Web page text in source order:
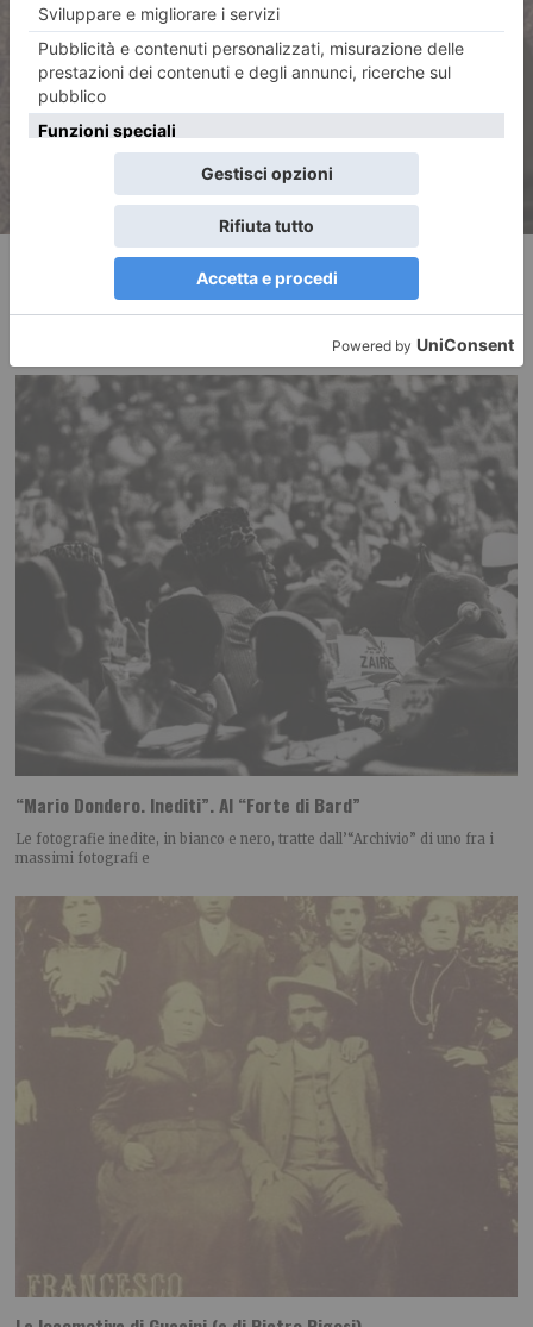
L’ANPI di Torino ricorda Maria
Grazia Sestero
RECENTI:
“Mario Dondero. Inediti”. Al “Forte di Bard”
Le fotografie inedite, in bianco e nero, tratte dall’“Archivio” di uno fra i
massimi fotografi e